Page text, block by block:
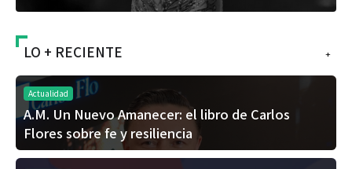
+
LO + RECIENTE
Actualidad
A.M. Un Nuevo Amanecer: el libro de Carlos
Flores sobre fe y resiliencia